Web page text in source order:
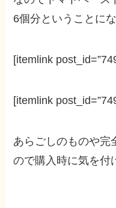
6個分ということにな
[itemlink
[itemlink
あらごしのものや完
ので購入時に気を付